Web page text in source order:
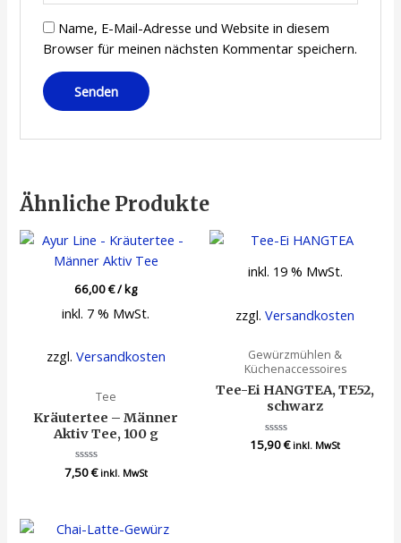
Name, E-Mail-Adresse und Website in diesem
Browser für meinen nächsten Kommentar speichern.
Ähnliche Produkte
66,00€/kg
inkl. 7 % MwSt.
zzgl. Versandkosten
Tee
Kräutertee – Männer
Aktiv Tee, 100 g
Bewertet
mit
7,50€ inkl. MwSt
inkl. 19 % MwSt.
zzgl.Versandkosten
Gewürzmühlen &
Küchenaccessoires
Tee-Ei HANGTEA, TE52,
schwarz
Bewertet
mit
15,90€ inkl. MwSt